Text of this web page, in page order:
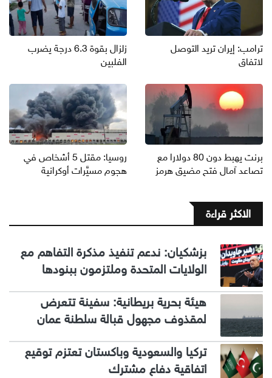
ترامب: إيران تريد التوصل
لاتفاق
زلزال بقوة 6.3 درجة يضرب
الفلبين
برنت يهبط دون 80 دولارا مع
تصاعد آمال فتح مضيق هرمز
روسيا: مقتل 5 أشخاص في
هجوم مسيَّرات أوكرانية
الاكثر قراءة
بزشكيان: ندعم تنفيذ مذكرة التفاهم مع
الولايات المتحدة وملتزمون ببنودها
هيئة بحرية بريطانية: سفينة تتعرض
لمقذوف مجهول قبالة سلطنة عمان
تركيا والسعودية وباكستان تعتزم توقيع
اتفاقية دفاع مشترك